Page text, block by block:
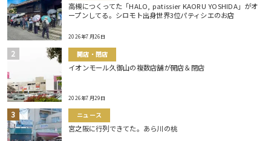
高槻につくってた「HALO, patissier KAORU YOSHIDA」がオ
ープンしてる。シロモト出身世界3位パティシエのお店
2026年7月26日
開店・閉店
イオンモール久御山の複数店舗が開店＆閉店
2026年7月29日
ニュース
宮之阪に行列できてた。あら川の桃